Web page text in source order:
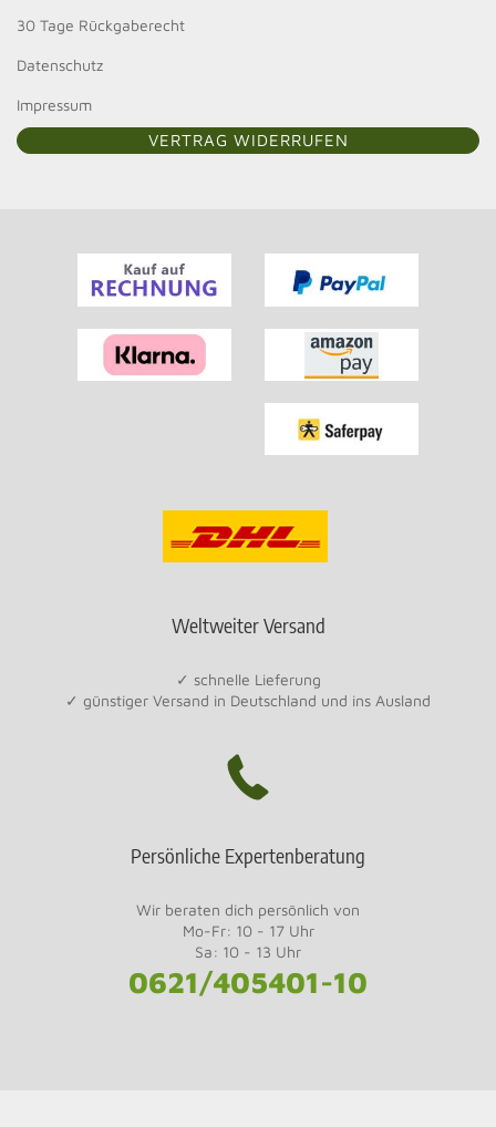
30 Tage Rückgaberecht
Datenschutz
Impressum
VERTRAG WIDERRUFEN
Weltweiter Versand
✓ schnelle Lieferung
✓ günstiger Versand in Deutschland und ins Ausland
Persönliche Expertenberatung
Wir beraten dich persönlich von
Mo-Fr: 10 - 17 Uhr
Sa: 10 - 13 Uhr
0621/405401-10